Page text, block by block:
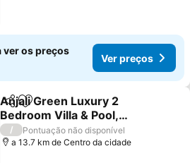
ver os preços
Ver preços
PartilharAdicionar aos favoritos
Anjali Green Luxury 2
Bedroom Villa & Pool,
Petitenget
/
Pontuação não disponível
a 13.7 km de Centro da cidade